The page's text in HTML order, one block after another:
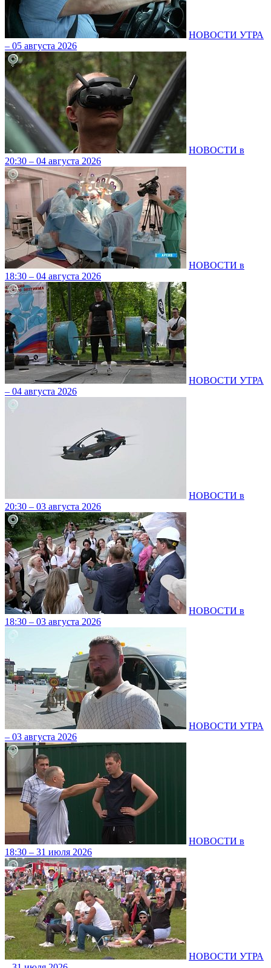
НОВОСТИ УТРА
– 05 августа 2026
НОВОСТИ в
20:30 – 04 августа 2026
НОВОСТИ в
18:30 – 04 августа 2026
НОВОСТИ УТРА
– 04 августа 2026
НОВОСТИ в
20:30 – 03 августа 2026
НОВОСТИ в
18:30 – 03 августа 2026
НОВОСТИ УТРА
– 03 августа 2026
НОВОСТИ в
18:30 – 31 июля 2026
НОВОСТИ УТРА